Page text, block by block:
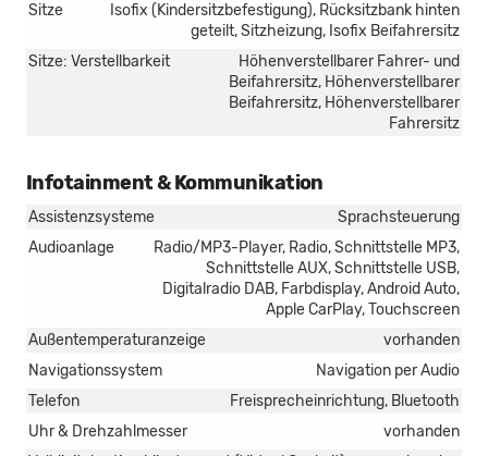
Sitze
Isofix (Kindersitzbefestigung), Rücksitzbank hinten
geteilt, Sitzheizung, Isofix Beifahrersitz
Sitze: Verstellbarkeit
Höhenverstellbarer Fahrer- und
Beifahrersitz, Höhenverstellbarer
Beifahrersitz, Höhenverstellbarer
Fahrersitz
Infotainment & Kommunikation
Assistenzsysteme
Sprachsteuerung
Audioanlage
Radio/MP3-Player, Radio, Schnittstelle MP3,
Schnittstelle AUX, Schnittstelle USB,
Digitalradio DAB, Farbdisplay, Android Auto,
Apple CarPlay, Touchscreen
Außentemperaturanzeige
vorhanden
Navigationssystem
Navigation per Audio
Telefon
Freisprecheinrichtung, Bluetooth
Uhr & Drehzahlmesser
vorhanden